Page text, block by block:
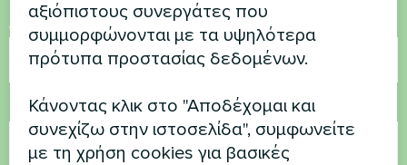
Αριθμός τηλεφώνου
Ηλεκτρονικό ταχυδρομείο
αξιόπιστους συνεργάτες που
συμμορφώνονται με τα υψηλότερα
πρότυπα προστασίας δεδομένων.
Κάνοντας κλικ στο "Αποδέχομαι και
συνεχίζω στην ιστοσελίδα", συμφωνείτε
με τη χρήση cookies για βασικές